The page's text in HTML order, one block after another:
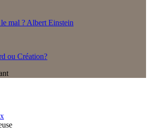
mal ? Albert Einstein
ou Création?